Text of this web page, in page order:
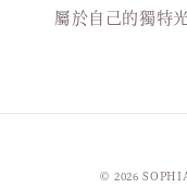
屬於自己的獨特
© 2026